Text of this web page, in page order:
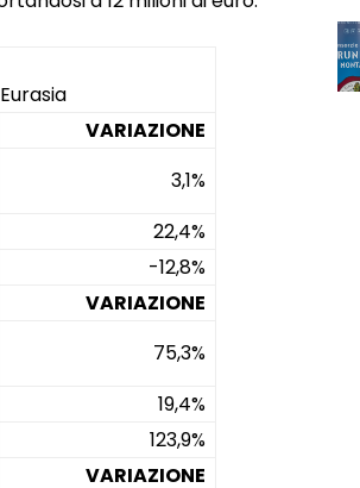
VARIAZIONE
3,1%
22,4%
-12,8%
VARIAZIONE
75,3%
19,4%
123,9%
VARIAZIONE